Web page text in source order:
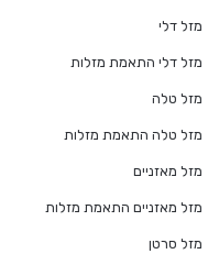
מזל דלי
מזל דלי התאמת מזלות
מזל טלה
מזל טלה התאמת מזלות
מזל מאזניים
מזל מאזניים התאמת מזלות
מזל סרטן